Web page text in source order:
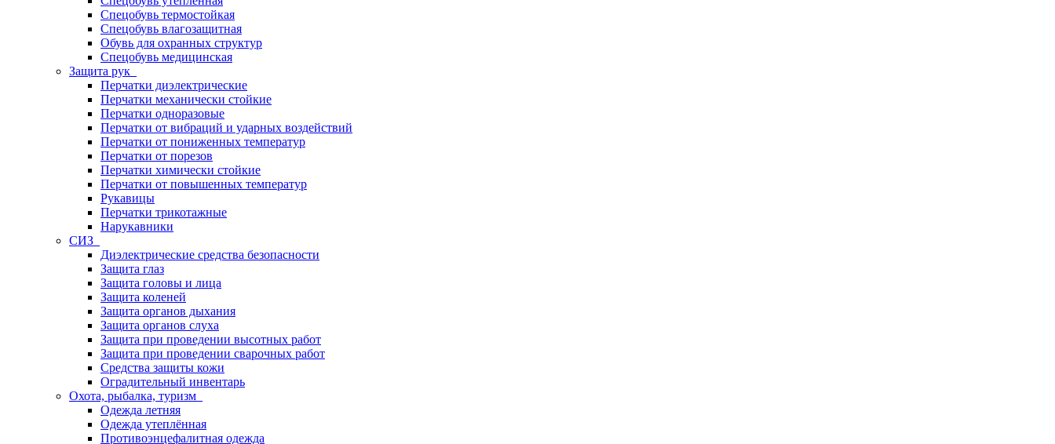
Спецобувь термостойкая
Спецобувь влагозащитная
Обувь для охранных структур
Спецобувь медицинская
Защита рук
Перчатки диэлектрические
Перчатки механически стойкие
Перчатки одноразовые
Перчатки от вибраций и ударных воздействий
Перчатки от пониженных температур
Перчатки от порезов
Перчатки химически стойкие
Перчатки от повышенных температур
Рукавицы
Перчатки трикотажные
Нарукавники
СИЗ
Диэлектрические средства безопасности
Защита глаз
Защита головы и лица
Защита коленей
Защита органов дыхания
Защита органов слуха
Защита при проведении высотных работ
Защита при проведении сварочных работ
Средства защиты кожи
Оградительный инвентарь
Охота, рыбалка, туризм
Одежда летняя
Одежда утеплённая
Противоэнцефалитная одежда